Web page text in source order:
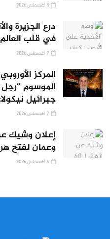
درع الجزيرة
في قلب
المركز
الموسوم “رجل
جبرائيل
وعمان لفتح